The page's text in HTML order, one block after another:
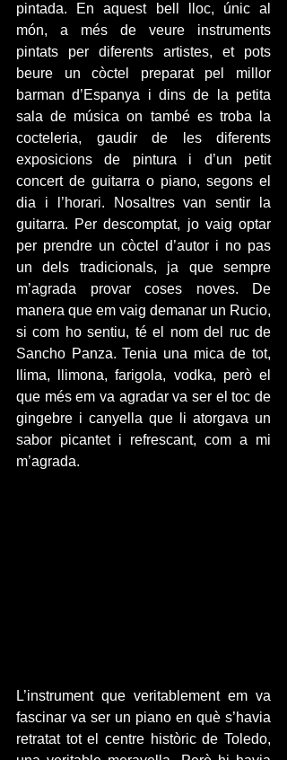
pintada. En aquest bell lloc, únic al
món, a més de veure instruments
pintats per diferents artistes, et pots
beure un còctel preparat pel millor
barman d’Espanya i dins de la petita
sala de música on també es troba la
cocteleria, gaudir de les diferents
exposicions de pintura i d’un petit
concert de guitarra o piano, segons el
dia i l’horari. Nosaltres van sentir la
guitarra. Per descomptat, jo vaig optar
per prendre un còctel d’autor i no pas
un dels tradicionals, ja que sempre
m’agrada provar coses noves. De
manera que em vaig demanar un Rucio,
si com ho sentiu, té el nom del ruc de
Sancho Panza. Tenia una mica de tot,
llima, llimona, farigola, vodka, però el
que més em va agradar va ser el toc de
gingebre i canyella que li atorgava un
sabor picantet i refrescant, com a mi
m’agrada.
L’instrument que veritablement em va
fascinar va ser un piano en què s’havia
retratat tot el centre històric de Toledo,